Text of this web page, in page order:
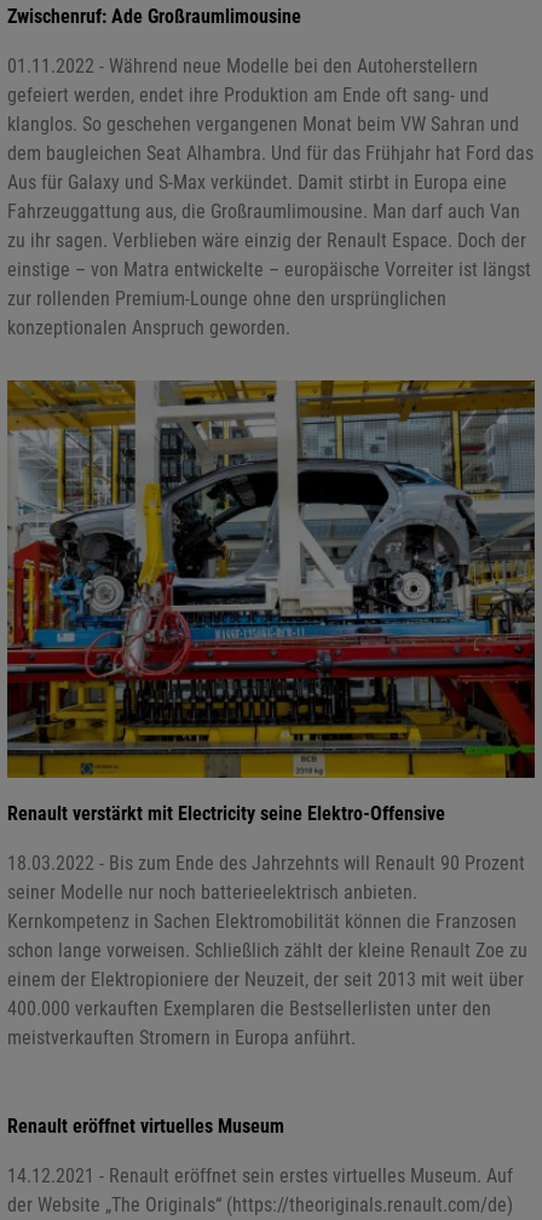
Zwischenruf: Ade Großraumlimousine
01.11.2022 - Während neue Modelle bei den Autoherstellern
gefeiert werden, endet ihre Produktion am Ende oft sang- und
klanglos. So geschehen vergangenen Monat beim VW Sahran und
dem baugleichen Seat Alhambra. Und für das Frühjahr hat Ford das
Aus für Galaxy und S-Max verkündet. Damit stirbt in Europa eine
Fahrzeuggattung aus, die Großraumlimousine. Man darf auch Van
zu ihr sagen. Verblieben wäre einzig der Renault Espace. Doch der
einstige – von Matra entwickelte – europäische Vorreiter ist längst
zur rollenden Premium-Lounge ohne den ursprünglichen
konzeptionalen Anspruch geworden.
Renault verstärkt mit Electricity seine Elektro-Offensive
18.03.2022 - Bis zum Ende des Jahrzehnts will Renault 90 Prozent
seiner Modelle nur noch batterieelektrisch anbieten.
Kernkompetenz in Sachen Elektromobilität können die Franzosen
schon lange vorweisen. Schließlich zählt der kleine Renault Zoe zu
einem der Elektropioniere der Neuzeit, der seit 2013 mit weit über
400.000 verkauften Exemplaren die Bestsellerlisten unter den
meistverkauften Stromern in Europa anführt.
Renault eröffnet virtuelles Museum
14.12.2021 - Renault eröffnet sein erstes virtuelles Museum. Auf
der Website „The Originals“ (https://theoriginals.renault.com/de)